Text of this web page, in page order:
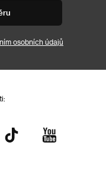
osobních údajů